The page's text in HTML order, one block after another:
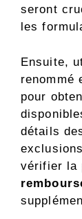
seront
les
Ensuite,
renommé
pour
détails
vérifier la